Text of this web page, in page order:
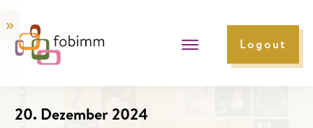
Logout
20. Dezember 2024